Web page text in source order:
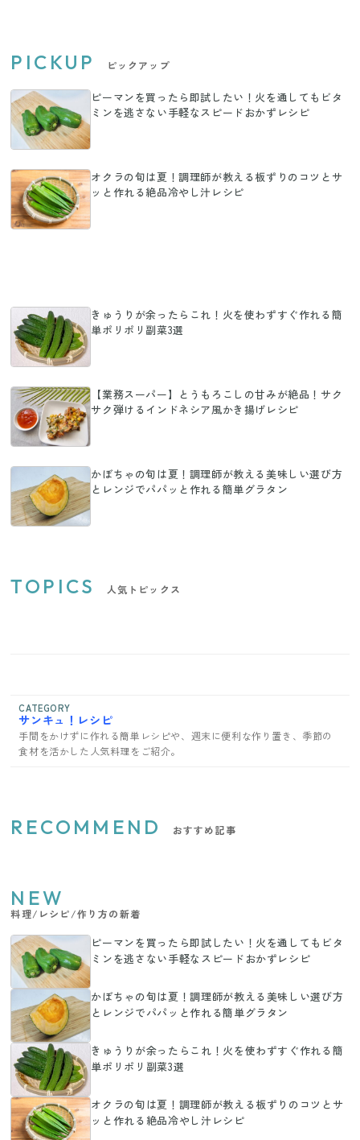
PICKUP ピックアップ
ピーマンを買ったら即試したい！火を通してもビタ
ミンを逃さない手軽なスピードおかずレシピ
オクラの旬は夏！調理師が教える板ずりのコツとサ
ッと作れる絶品冷やし汁レシピ
きゅうりが余ったらこれ！火を使わずすぐ作れる簡
単ポリポリ副菜3選
【業務スーパー】とうもろこしの甘みが絶品！サク
サク弾けるインドネシア風かき揚げレシピ
かぼちゃの旬は夏！調理師が教える美味しい選び方
とレンジでパパッと作れる簡単グラタン
TOPICS 人気トピックス
CATEGORY
サンキュ！レシピ
手間をかけずに作れる簡単レシピや、週末に便利な作り置き、季節の
食材を活かした人気料理をご紹介。
RECOMMEND おすすめ記事
NEW
料理/レシピ/作り方の新着
ピーマンを買ったら即試したい！火を通してもビタ
ミンを逃さない手軽なスピードおかずレシピ
かぼちゃの旬は夏！調理師が教える美味しい選び方
とレンジでパパッと作れる簡単グラタン
きゅうりが余ったらこれ！火を使わずすぐ作れる簡
単ポリポリ副菜3選
オクラの旬は夏！調理師が教える板ずりのコツとサ
ッと作れる絶品冷やし汁レシピ